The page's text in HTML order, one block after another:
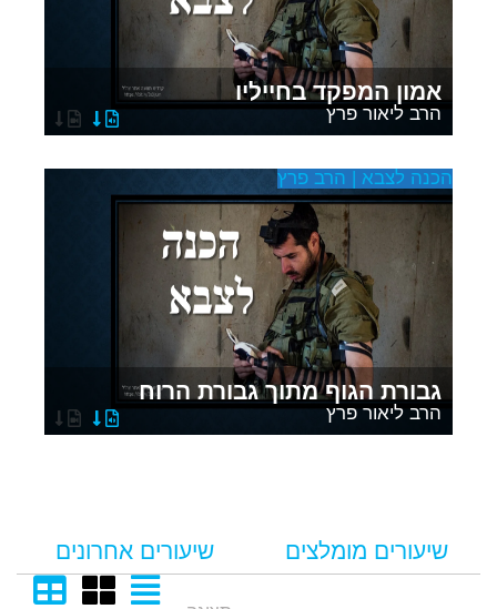
אמון המפקד בחייליו
הרב ליאור פרץ
הכנה לצבא | הרב פרץ
גבורת הגוף מתוך גבורת הרוח
הרב ליאור פרץ
שיעורים מומלצים שיעורים אחרונים